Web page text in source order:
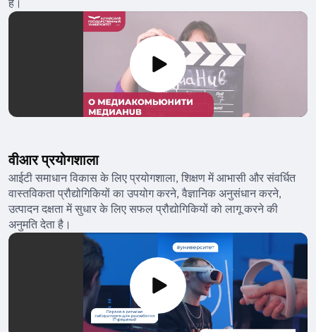
है।
वीआर प्रयोगशाला
आईटी समाधान विकास के लिए प्रयोगशाला, शिक्षण में आभासी और संवर्धित
वास्तविकता प्रौद्योगिकियों का उपयोग करने, वैज्ञानिक अनुसंधान करने,
उत्पादन दक्षता में सुधार के लिए सफल प्रौद्योगिकियों को लागू करने की
अनुमति देता है।